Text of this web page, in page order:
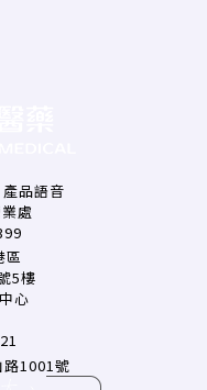
產品語音
處
區
5樓
心
1001號